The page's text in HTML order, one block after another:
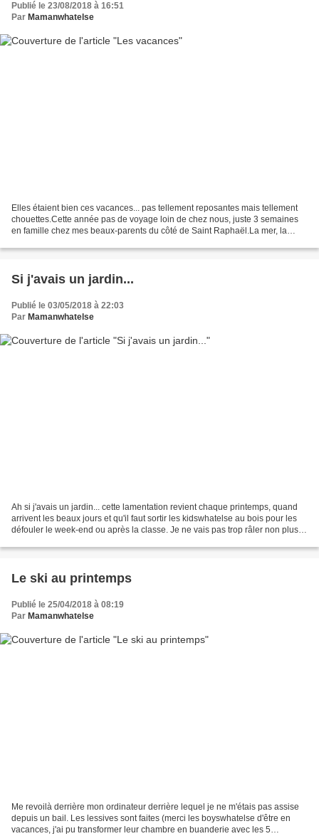
Publié le 23/08/2018 à 16:51
Par Mamanwhatelse
Elles étaient bien ces vacances... pas tellement reposantes mais tellement
chouettes.Cette année pas de voyage loin de chez nous, juste 3 semaines
en famille chez mes beaux-parents du côté de Saint Raphaël.La mer, la
Si j'avais un jardin...
Publié le 03/05/2018 à 22:03
Par Mamanwhatelse
Ah si j'avais un jardin... cette lamentation revient chaque printemps, quand
arrivent les beaux jours et qu'il faut sortir les kidswhatelse au bois pour les
défouler le week-end ou après la classe. Je ne vais pas trop râler non plus,
Le ski au printemps
Publié le 25/04/2018 à 08:19
Par Mamanwhatelse
Me revoilà derrière mon ordinateur derrière lequel je ne m'étais pas assise
depuis un bail. Les lessives sont faites (merci les boyswhatelse d'être en
vacances, j'ai pu transformer leur chambre en buanderie avec les 5